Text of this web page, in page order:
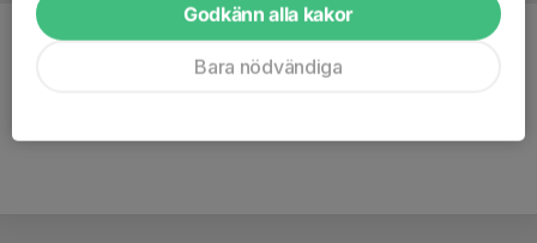
Kommentarer
Godkänn alla kakor
Bara nödvändiga